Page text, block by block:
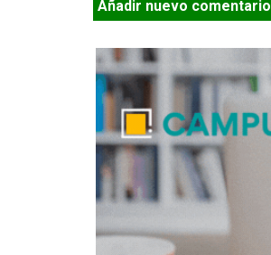
Añadir nuevo comentario